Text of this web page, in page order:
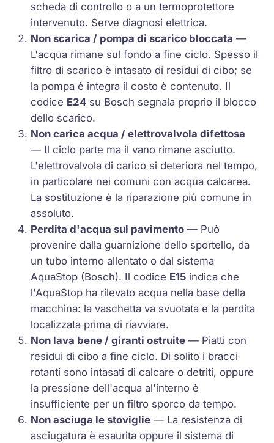
scheda di controllo o a un termoprotettore
intervenuto. Serve diagnosi elettrica.
Non scarica / pompa di scarico bloccata —
L'acqua rimane sul fondo a fine ciclo. Spesso il
filtro di scarico è intasato di residui di cibo; se
la pompa è integra il costo è contenuto. Il
codice E24 su Bosch segnala proprio il blocco
dello scarico.
Non carica acqua / elettrovalvola difettosa
— Il ciclo parte ma il vano rimane asciutto.
L'elettrovalvola di carico si deteriora nel tempo,
in particolare nei comuni con acqua calcarea.
La sostituzione è la riparazione più comune in
assoluto.
Perdita d'acqua sul pavimento — Può
provenire dalla guarnizione dello sportello, da
un tubo interno allentato o dal sistema
AquaStop (Bosch). Il codice E15 indica che
l'AquaStop ha rilevato acqua nella base della
macchina: la vaschetta va svuotata e la perdita
localizzata prima di riavviare.
Non lava bene / giranti ostruite — Piatti con
residui di cibo a fine ciclo. Di solito i bracci
rotanti sono intasati di calcare o detriti, oppure
la pressione dell'acqua al'interno è
insufficiente per un filtro sporco da tempo.
Non asciuga le stoviglie — La resistenza di
asciugatura è esaurita oppure il sistema di